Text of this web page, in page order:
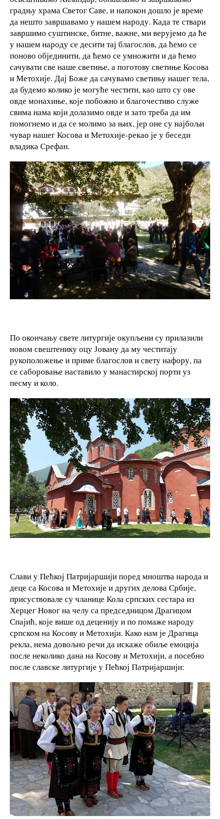
градњу храма Светог Саве, и напокон дошло је време
да нешто завршавамо у нашем народу. Када те ствари
завршимо суштинске, битне, важне, ми верујемо да ће
у нашем народу се десити тај благослов, да ћемо се
поново објединити, да ћемо се умножити и да ћемо
сачувати све наше светиње, а поготову светиње Косова
и Метохије. Дај Боже да сачувамо светињу нашег тела,
да будемо колико је могуће честити, као што су ове
овде монахиње, које побожно и благочестиво служе
свима нама који долазимо овде и зато треба да им
помогнемо и да се молимо за њих, јер оне су најбољи
чувар нашег Косова и Метохије-рекао је у беседи
владика Срефан.
По окончању свете литургије окупљени су прилазили
новом свештенику оцу Јовану да му честитају
рукоположење и приме благослов и свету нафору, па
се саборовање наставило у манастирској порти уз
песму и коло.
Слави у Пећкој Патријаршији поред мноштва народа и
деце са Косова и Метохије и других делова Србије,
присуствовале су чланице Кола српских сестара из
Херцег Новог на челу са председницом Драгицом
Спајић, које више од деценију и по помаже народу
српском на Косову и Метохији. Како нам је Драгица
рекла, нема довољно речи да искаже обиље емоција
после неколико дана на Косову и Метохији, а посебно
после славске литургије у Пећкој Патријаршији: